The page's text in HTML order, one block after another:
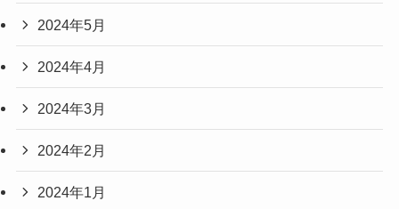
2024年5月
2024年4月
2024年3月
2024年2月
2024年1月